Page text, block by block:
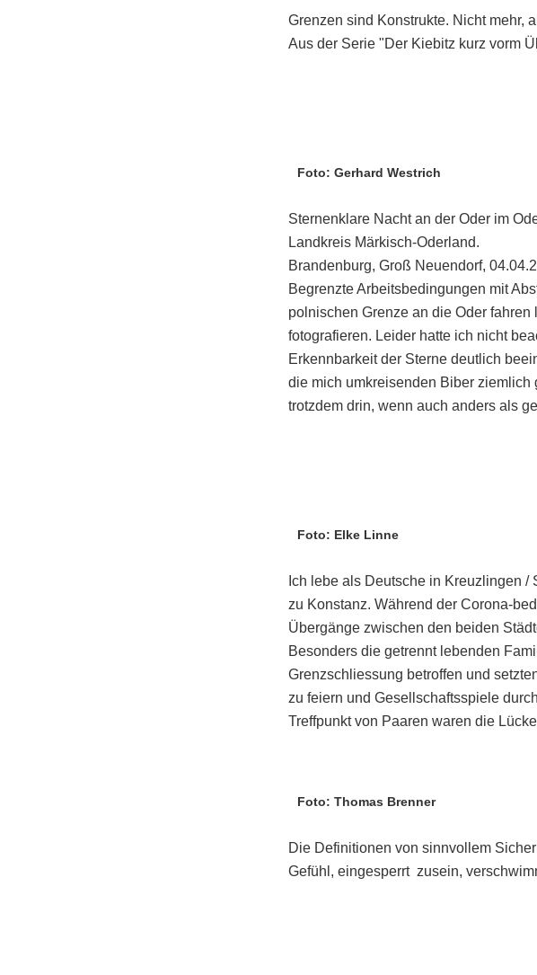
Grenzen sind Konstrukte. Nicht mehr,
Aus der Serie "Der Kiebitz kurz vorm
Foto: Gerhard Westrich
Sternenklare Nacht an der Oder im
Landkreis Märkisch-Oderland.
Brandenburg, Groß Neuendorf,
Begrenzte Arbeitsbedingungen mit
polnischen Grenze an die Oder
fotografieren. Leider hatte ich nicht
Erkennbarkeit der Sterne deutlich
die mich umkreisenden Biber ziemlich
trotzdem drin, wenn auch anders als
Foto: Elke Linne
Ich lebe als Deutsche in Kreuzlingen
zu Konstanz. Während der Corona-
Übergänge zwischen den beiden
Besonders die getrennt lebenden
Grenzschliessung betroffen und
zu feiern und Gesellschaftsspiele
Treffpunkt von Paaren waren die
Foto: Thomas Brenner
Die Definitionen von sinnvollem
Gefühl, eingesperrt zusein,